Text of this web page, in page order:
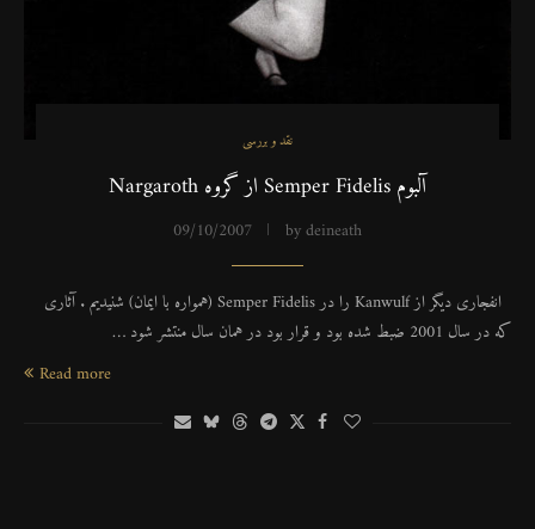
نقد و بررسی
آلبوم Semper Fidelis از گروه Nargaroth
bydeineath
09/10/2007
انفجاری دیگر از Kanwulf را در Semper Fidelis (همواره با ایمان) شنیدیم . آثاری
که در سال 2001 ضبط شده بود و قرار بود در همان سال منتشر شود …
Read more